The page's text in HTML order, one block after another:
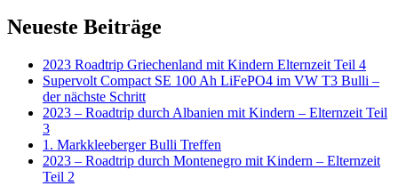
Neueste Beiträge
2023 Roadtrip Griechenland mit Kindern Elternzeit Teil 4
Supervolt Compact SE 100 Ah LiFePO4 im VW T3 Bulli –
der nächste Schritt
2023 – Roadtrip durch Albanien mit Kindern – Elternzeit Teil
3
1. Markkleeberger Bulli Treffen
2023 – Roadtrip durch Montenegro mit Kindern – Elternzeit
Teil 2